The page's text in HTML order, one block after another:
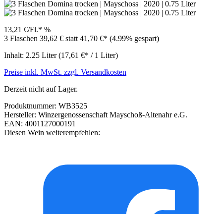
13,21 €/Fl.* %
3 Flaschen 39,62 € statt 41,70 €* (4.99% gespart)
Inhalt: 2.25 Liter(17,61 €* / 1 Liter)
Preise inkl. MwSt. zzgl. Versandkosten
Derzeit nicht auf Lager.
Produktnummer: WB3525
Hersteller: Winzergenossenschaft Mayschoß-Altenahr e.G.
EAN: 4001127000191
Diesen Wein weiterempfehlen: